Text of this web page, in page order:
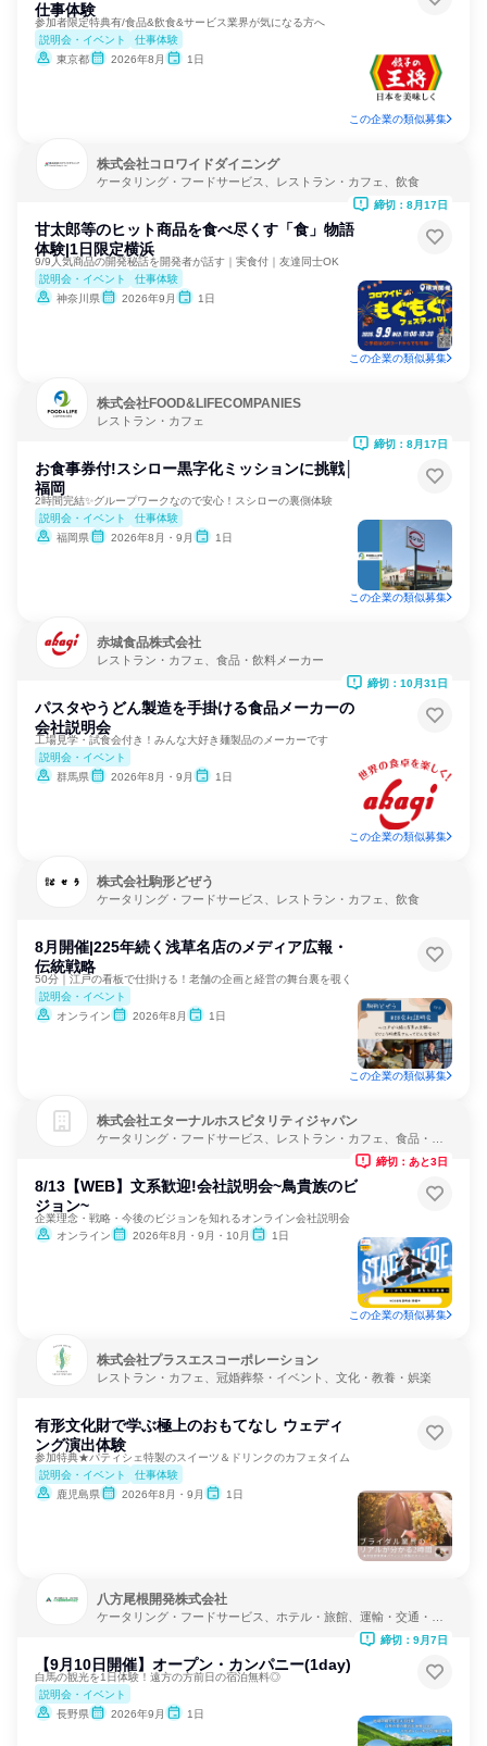
仕事体験
参加者限定特典有/食品&飲食&サービス業界が気になる方へ
説明会・イベント
仕事体験
東京都
2026年8月 1日
この企業の類似募集
株式会社コロワイドダイニング
ケータリング・フードサービス、レストラン・カフェ、飲食
甘太郎等のヒット商品を食べ尽くす「食」物語
体験|1日限定横浜
9/9人気商品の開発秘話を開発者が話す｜実食付｜友達同士OK
説明会・イベント
仕事体験
神奈川県
2026年9月 1日
締切：8月17日
この企業の類似募集
株式会社FOOD&LIFECOMPANIES
レストラン・カフェ
お食事券付!スシロー黒字化ミッションに挑戦│
福岡
2時間完結✨グループワークなので安心！スシローの裏側体験
説明会・イベント
仕事体験
福岡県
2026年8月・9月 1日
締切：8月17日
この企業の類似募集
赤城食品株式会社
レストラン・カフェ、食品・飲料メーカー
パスタやうどん製造を手掛ける食品メーカーの
会社説明会
工場見学・試食会付き！みんな大好き麺製品のメーカーです
説明会・イベント
群馬県
2026年8月・9月 1日
締切：10月31日
この企業の類似募集
株式会社駒形どぜう
ケータリング・フードサービス、レストラン・カフェ、飲食
8月開催|225年続く浅草名店のメディア広報・
伝統戦略
50分｜江戸の看板で仕掛ける！老舗の企画と経営の舞台裏を覗く
説明会・イベント
オンライン
2026年8月 1日
この企業の類似募集
株式会社エターナルホスピタリティジャパン
ケータリング・フードサービス、レストラン・カフェ、食品・飲
8/13【WEB】文系歓迎!会社説明会~鳥貴族のビ
ジョン~
企業理念・戦略・今後のビジョンを知れるオンライン会社説明会
オンライン
2026年8月・9月・10月 1日
締切：あと3日
この企業の類似募集
株式会社プラスエスコーポレーション
レストラン・カフェ、冠婚葬祭・イベント、文化・教養・娯楽
有形文化財で学ぶ極上のおもてなし ウェディ
ング演出体験
参加特典★パティシェ特製のスイーツ＆ドリンクのカフェタイム
説明会・イベント
仕事体験
鹿児島県
2026年8月・9月 1日
八方尾根開発株式会社
ケータリング・フードサービス、ホテル・旅館、運輸・交通・物
【9月10日開催】オープン・カンパニー(1day)
白馬の観光を1日体験！遠方の方前日の宿泊無料◎
説明会・イベント
長野県
2026年9月 1日
締切：9月7日